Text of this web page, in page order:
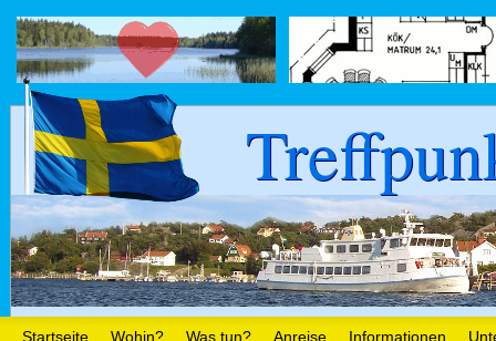
Startseite Wohin? Was tun? Anreise Informationen